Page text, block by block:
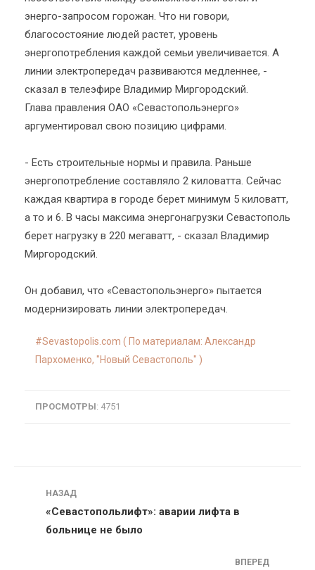
энерго-запросом горожан. Что ни говори,
благосостояние людей растет, уровень
энергопотребления каждой семьи увеличивается. А
линии электропередач развиваются медленнее, -
сказал в телеэфире Владимир Миргородский.
Глава правления ОАО «Севастопольэнерго»
аргументировал свою позицию цифрами.
- Есть строительные нормы и правила. Раньше
энергопотребление составляло 2 киловатта. Сейчас
каждая квартира в городе берет минимум 5 киловатт,
а то и 6. В часы максима энергонагрузки Севастополь
берет нагрузку в 220 мегаватт, - сказал Владимир
Миргородский.
Он добавил, что «Севастопольэнерго» пытается
модернизировать линии электропередач.
Sevastopolis.com ( По материалам: Александр
Пархоменко, "Новый Севастополь" )
ПРОСМОТРЫ: 4751
Навигация
НАЗАД
«Севастопольлифт»: аварии лифта в
больнице не было
ВПЕРЕД